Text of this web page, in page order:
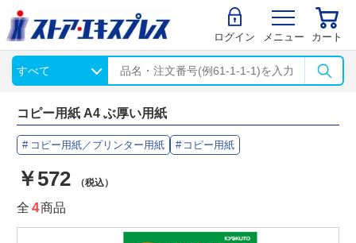
ログイン メニュー カート
コピー用紙 A4 ぶ厚い用紙
コピー用紙／プリンター用紙 コピー用紙
￥572 （税込）
全 4商品